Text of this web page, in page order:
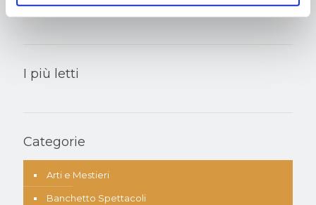
qualità: il Castello, la Via Francigena, Abbadia a Isola.
I più letti
Categorie
Arti e Mestieri
Banchetto Spettacoli